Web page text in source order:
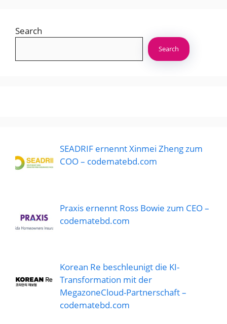
Search
Search
SEADRIF ernennt Xinmei Zheng zum
COO – codematebd.com
Praxis ernennt Ross Bowie zum CEO –
codematebd.com
Korean Re beschleunigt die KI-
Transformation mit der
MegazoneCloud-Partnerschaft –
codematebd.com